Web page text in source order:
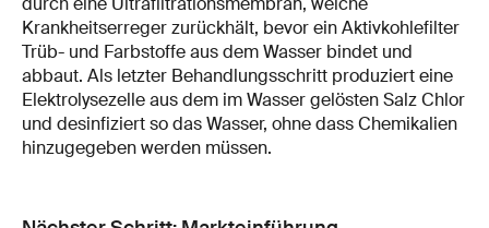
Krankheitserreger zurückhält, bevor ein Aktivkohlefilter
Trüb- und Farbstoffe aus dem Wasser bindet und
abbaut. Als letzter Behandlungsschritt produziert eine
Elektrolysezelle aus dem im Wasser gelösten Salz Chlor
und desinfiziert so das Wasser, ohne dass Chemikalien
hinzugegeben werden müssen.